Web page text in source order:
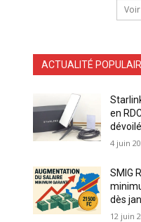
ACTUALITÉ
en
4 juin
SMIG
dès
12 juin